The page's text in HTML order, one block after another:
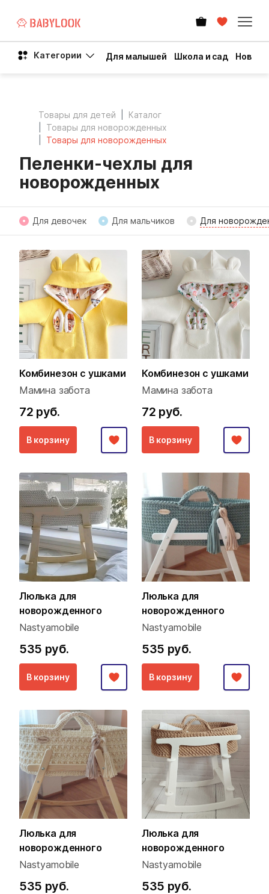
Категории Для малышей Школа и сад Новый
Товары для детей
Каталог
Товары для новорожденных
Товары для новорожденных
Пеленки‑чехлы для
новорожденных
Для девочек Для мальчиков Для
Комбинезон с ушками
Мамина забота
72 руб.
В корзину
Комбинезон с ушками
Мамина забота
72 руб.
В корзину
Люлька для
новорожденного
Nastyamobile
535 руб.
В корзину
Люлька для
новорожденного
Nastyamobile
535 руб.
В корзину
Люлька для
новорожденного
Nastyamobile
535 руб.
Люлька для
новорожденного
Nastyamobile
535 руб.